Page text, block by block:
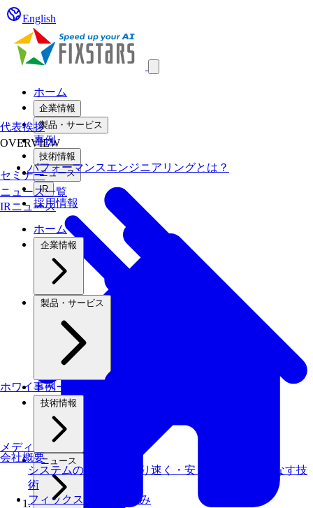
English
ホーム
企業情報
製品・サービス
事例
技術情報
セミナー
ホワイトペーパー
ニュース
ニュース一覧
メディアライブラリ
IR
採用情報
ホーム
企業情報
製品・サービス
事例
技術情報
ニュース
代表挨拶
会社概要
OVERVIEW
パフォーマンスエンジニアリングとは？
システムの仕事を、より速く・安く・省エネでこなす技
術
フィックスターズの​強み
IRニュース